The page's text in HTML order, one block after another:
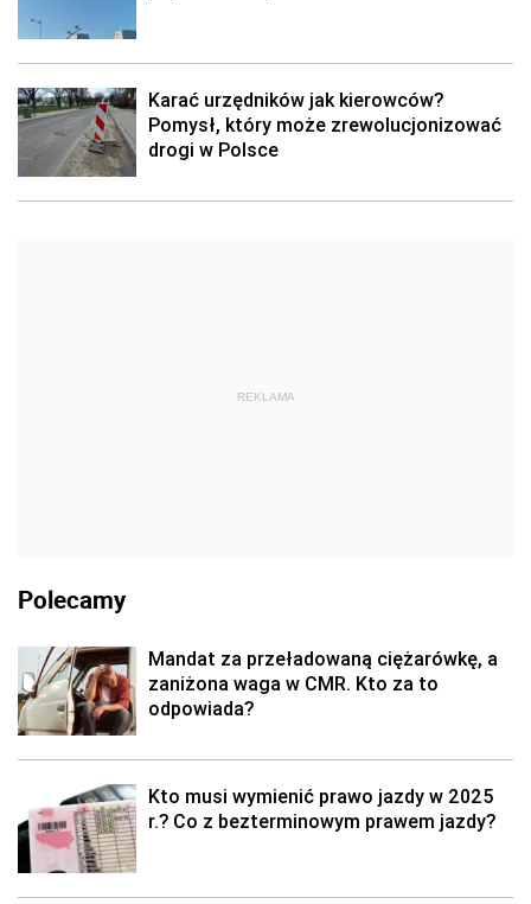
Karać urzędników jak kierowców?
Pomysł, który może zrewolucjonizować
drogi w Polsce
REKLAMA
Polecamy
Mandat za przeładowaną ciężarówkę, a
zaniżona waga w CMR. Kto za to
odpowiada?
Kto musi wymienić prawo jazdy w 2025
r.? Co z bezterminowym prawem jazdy?